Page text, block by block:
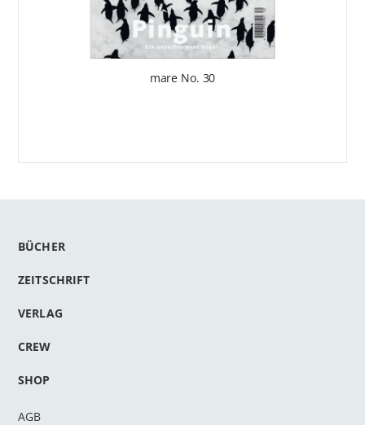
mare No. 30
BÜCHER
ZEITSCHRIFT
VERLAG
CREW
SHOP
AGB